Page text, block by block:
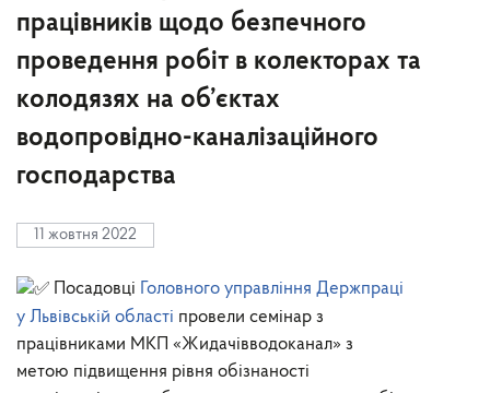
працівників щодо безпечного
проведення робіт в колекторах та
колодязях на об’єктах
водопровідно-каналізаційного
господарства
11 жовтня 2022
Посадовці Головного управління Держпраці
у Львівській області провели семінар з
працівниками МКП «Жидачівводоканал» з
метою підвищення рівня обізнаності